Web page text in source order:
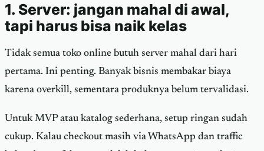
1. Server: jangan mahal di awal,
tapi harus bisa naik kelas
Tidak semua toko online butuh server mahal dari hari
pertama. Ini penting. Banyak bisnis membakar biaya
karena overkill, sementara produknya belum tervalidasi.
Untuk MVP atau katalog sederhana, setup ringan sudah
cukup. Kalau checkout masih via WhatsApp dan traffic